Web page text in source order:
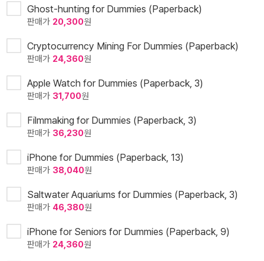
Ghost-hunting for Dummies (Paperback)
판매가 20,300원
Cryptocurrency Mining For Dummies (Paperback)
판매가 24,360원
Apple Watch for Dummies (Paperback, 3)
판매가 31,700원
Filmmaking for Dummies (Paperback, 3)
판매가 36,230원
iPhone for Dummies (Paperback, 13)
판매가 38,040원
Saltwater Aquariums for Dummies (Paperback, 3)
판매가 46,380원
iPhone for Seniors for Dummies (Paperback, 9)
판매가 24,360원